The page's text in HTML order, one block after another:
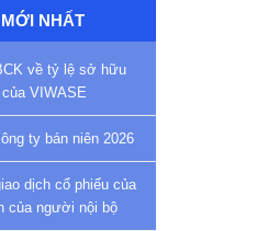
NHẤT
về tỷ lệ sở hữu
VIWASE
ty bán niên 2026
dịch cổ phiếu của
của người nội bộ